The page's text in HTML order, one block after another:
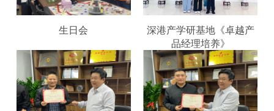
生日会
深港产学研基地《卓越产
品经理培养》